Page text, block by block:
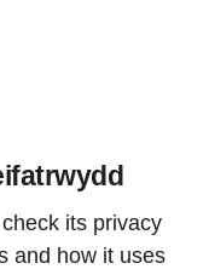
its privacy
and how it uses